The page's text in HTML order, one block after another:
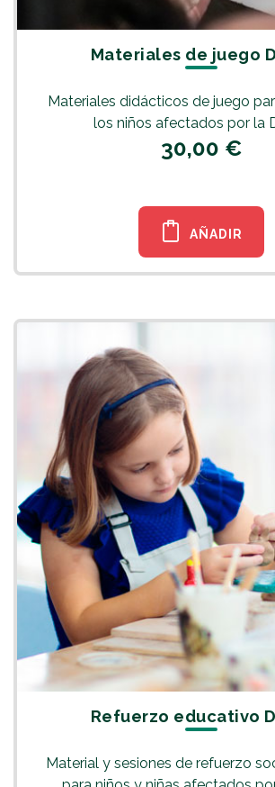
Materiales de juego
Materiales didácticos de juego
los niños afectados por la
30,00 €
AÑADIR
Refuerzo educativo
Material y sesiones de refuerzo